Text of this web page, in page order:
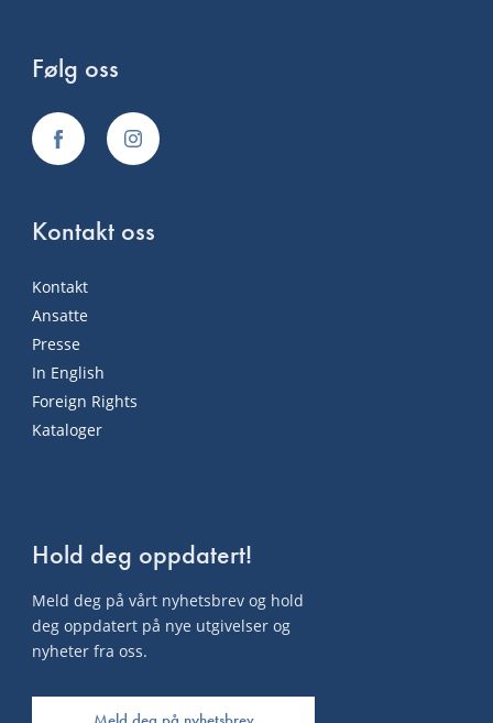
Følg oss
Kontakt oss
Kontakt
Ansatte
Presse
In English
Foreign Rights
Kataloger
Hold deg oppdatert!
Meld deg på vårt nyhetsbrev og hold
deg oppdatert på nye utgivelser og
nyheter fra oss.